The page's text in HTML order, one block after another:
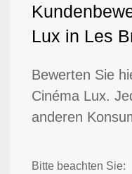
Lux in Les
Bewerten Sie
Cinéma Lux.
anderen
Bitte beachten Sie: